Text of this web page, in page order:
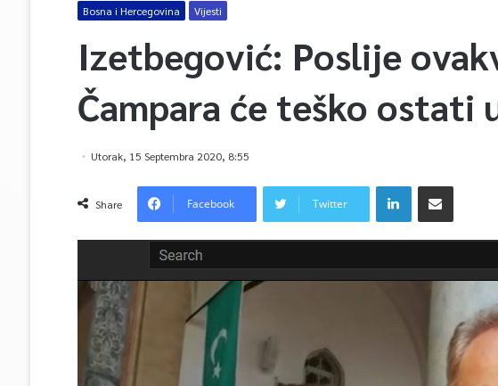
Bosna i Hercegovina Vijesti
Izetbegović: Poslije
Čampara će teško ostati
Utorak, 15 Septembra 2020, 8:55
Share Facebook Twitter